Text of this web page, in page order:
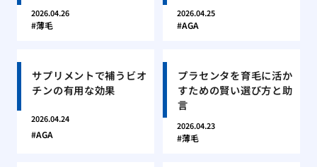
2026.04.26
薄毛
2026.04.25
AGA
サプリメントで補うビオ
チンの有用な効果
2026.04.24
AGA
プラセンタを育毛に活か
すための賢い選び方と助
言
2026.04.23
薄毛